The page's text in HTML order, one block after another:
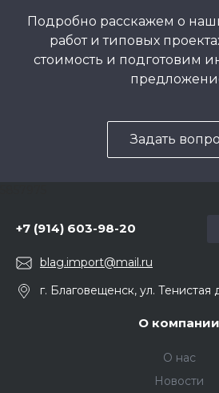
Подробно расскажем о
работ и типовых
стоимость и подготовим
Задать
+7 (914) 603-98-20
blag.import@mail.ru
г. Благовещенск, ул. Тенистая
О компании
О нас
Новости